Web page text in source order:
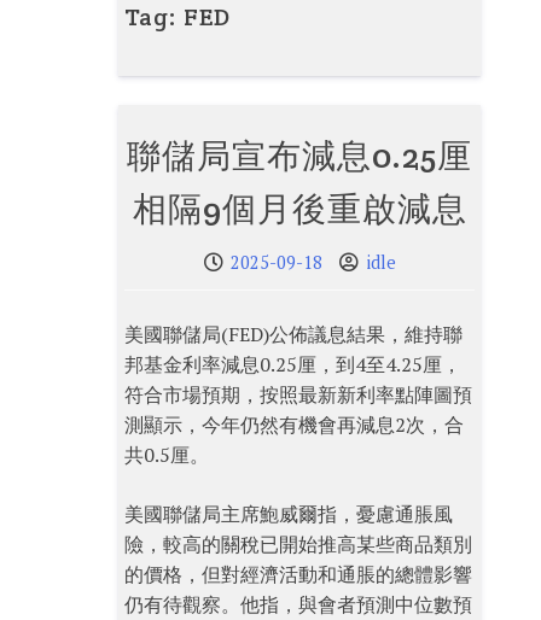
Tag: FED
聯儲局宣布減息0.25厘
相隔9個月後重啟減息
2025-09-18 idle
美國聯儲局(FED)公佈議息結果，維持聯
邦基金利率減息0.25厘，到4至4.25厘，
符合市場預期，按照最新新利率點陣圖預
測顯示，今年仍然有機會再減息2次，合
共0.5厘。
美國聯儲局主席鮑威爾指，憂慮通脹風
險，較高的關稅已開始推高某些商品類別
的價格，但對經濟活動和通脹的總體影響
仍有待觀察。他指，與會者預測中位數預